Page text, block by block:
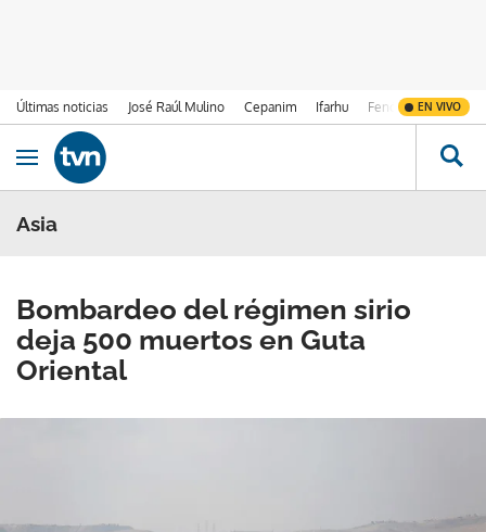
Últimas noticias José Raúl Mulino Cepanim Ifarhu Fenómeno de El
EN VIVO
Ir al contenido
Obrir navegació
Asia
Bombardeo del régimen sirio
deja 500 muertos en Guta
Oriental